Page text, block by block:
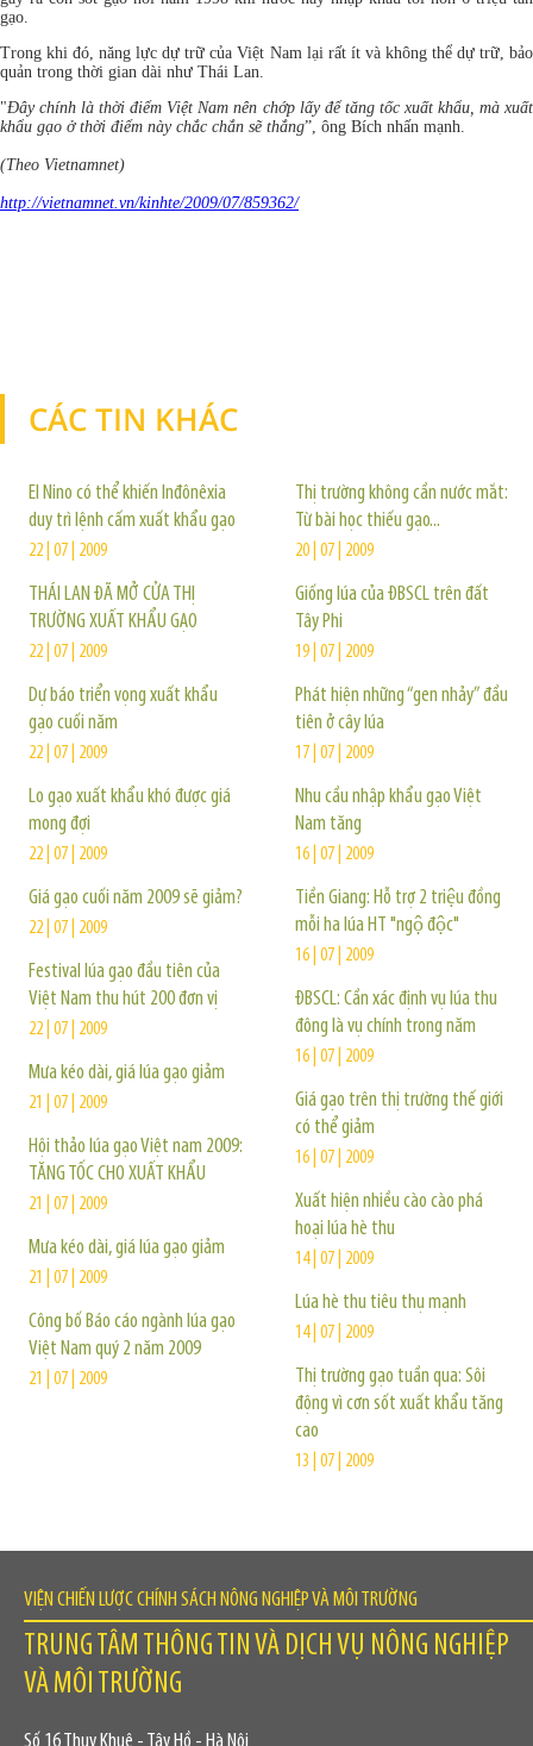
gạo.
Trong khi đó, năng lực dự trữ của Việt Nam lại rất ít và không thể dự trữ, bảo
quản trong thời gian dài như Thái Lan.
"Đây chính là thời điểm Việt Nam nên chớp lấy để tăng tốc xuất khẩu, mà xuất
khẩu gạo ở thời điểm này chắc chắn sẽ thắng”, ông Bích nhấn mạnh.
(Theo Vietnamnet)
http://vietnamnet.vn/kinhte/2009/07/859362/
CÁC TIN KHÁC
El Nino có thể khiến Inđônêxia
duy trì lệnh cấm xuất khẩu gạo
22 | 07 | 2009
THÁI LAN ĐÃ MỞ CỬA THỊ
TRƯỜNG XUẤT KHẨU GẠO
22 | 07 | 2009
Dự báo triển vọng xuất khẩu
gạo cuối năm
22 | 07 | 2009
Lo gạo xuất khẩu khó được giá
mong đợi
22 | 07 | 2009
Giá gạo cuối năm 2009 sẽ giảm?
22 | 07 | 2009
Festival lúa gạo đầu tiên của
Việt Nam thu hút 200 đơn vị
22 | 07 | 2009
Mưa kéo dài, giá lúa gạo giảm
21 | 07 | 2009
Hội thảo lúa gạo Việt nam 2009:
TĂNG TỐC CHO XUẤT KHẨU
21 | 07 | 2009
Mưa kéo dài, giá lúa gạo giảm
21 | 07 | 2009
Công bố Báo cáo ngành lúa gạo
Việt Nam quý 2 năm 2009
21 | 07 | 2009
Thị trường không cần nước mắt:
Từ bài học thiếu gạo...
20 | 07 | 2009
Giống lúa của ĐBSCL trên đất
Tây Phi
19 | 07 | 2009
Phát hiện những “gen nhảy” đầu
tiên ở cây lúa
17 | 07 | 2009
Nhu cầu nhập khẩu gạo Việt
Nam tăng
16 | 07 | 2009
Tiền Giang: Hỗ trợ 2 triệu đồng
mỗi ha lúa HT "ngộ độc"
16 | 07 | 2009
ĐBSCL: Cần xác định vụ lúa thu
đông là vụ chính trong năm
16 | 07 | 2009
Giá gạo trên thị trường thế giới
có thể giảm
16 | 07 | 2009
Xuất hiện nhiều cào cào phá
hoại lúa hè thu
14 | 07 | 2009
Lúa hè thu tiêu thụ mạnh
14 | 07 | 2009
Thị trường gạo tuần qua: Sôi
động vì cơn sốt xuất khẩu tăng
cao
13 | 07 | 2009
VIỆN CHIẾN LƯỢC CHÍNH SÁCH NÔNG NGHIỆP VÀ MÔI TRƯỜNG
TRUNG TÂM THÔNG TIN VÀ DỊCH VỤ NÔNG NGHIỆP
VÀ MÔI TRƯỜNG